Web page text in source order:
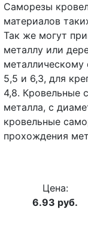
Саморезы
материалов
Так же могут
металлу или
5,5 и 6,3, для
4,8. Кровельные
металла, с
кровельные
прохождения
Цена:
6.93 руб.